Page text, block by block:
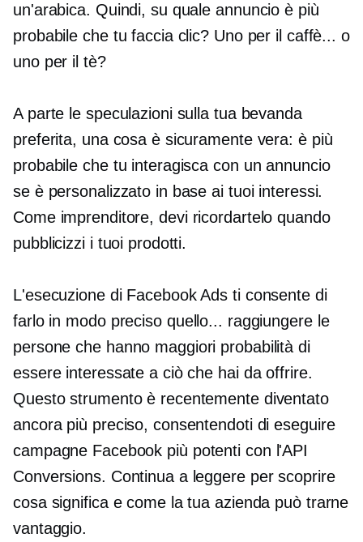
un'arabica. Quindi, su quale annuncio è più
probabile che tu faccia clic? Uno per il caffè... o
uno per il tè?
A parte le speculazioni sulla tua bevanda
preferita, una cosa è sicuramente vera: è più
probabile che tu interagisca con un annuncio
se è personalizzato in base ai tuoi interessi.
Come imprenditore, devi ricordartelo quando
pubblicizzi i tuoi prodotti.
L'esecuzione di Facebook Ads ti consente di
farlo in modo preciso quello... raggiungerele
persone che hanno maggiori probabilità di
essere interessate a ciò che hai da offrire.
Questo strumento è recentemente diventato
ancora più preciso, consentendoti di eseguire
campagne Facebook più potenti con l'API
Conversions. Continua a leggere per scoprire
cosa significa e come la tua azienda può trarne
vantaggio.